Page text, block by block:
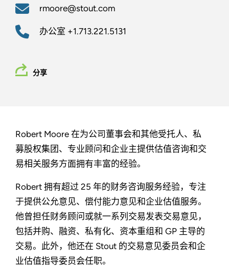
rmoore@stout.com
办公室 +1.713.221.5131
分享
Robert Moore 在为公司董事会和其他受托人、私
募股权集团、专业顾问和企业主提供估值咨询和交
易相关服务方面拥有丰富的经验。
Robert 拥有超过 25 年的财务咨询服务经验，专注
于提供公允意见、偿付能力意见和企业估值服务。
他曾担任财务顾问或就一系列交易发表交易意见，
包括并购、融资、私有化、资本重组和 GP 主导的
交易。此外，他还在 Stout 的交易意见委员会和企
业估值指导委员会任职。